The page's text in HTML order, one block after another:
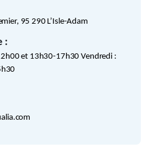
95 290 L’Isle-Adam
:
et 13h30-17h30 Vendredi :